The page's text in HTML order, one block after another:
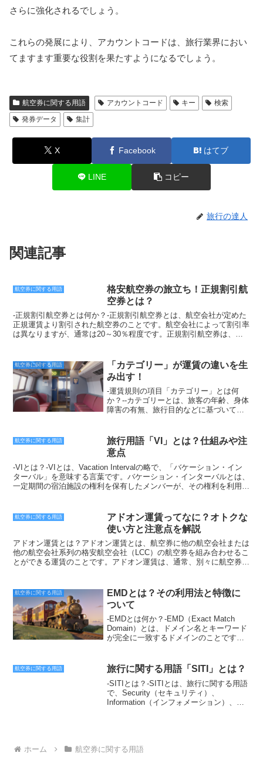
さらに強化されるでしょう。
これらの発展により、アカウントコードは、旅行業界におい
てますます重要な役割を果たすようになるでしょう。
航空券に関する用語 アカウントコード キー
検索
発券データ
集計
X Facebook はてブ
LINE コピー
旅行の達人
関連記事
航空券に関する用語
格安航空券の旅立ち！正規割引航
空券とは？
-正規割引航空券とは何か？-正規割引航空券とは、航空会社が定めた
正規運賃より割引された航空券のことです。航空会社によって割引率
は異なりますが、通常は20～30％程度です。正規割引航空券は、航
道割引航空券と往復割引航空券です。片道割引航空券は、片道のみの
航空券で、往復割引航空券は、往復の航空券です。また、学生割引航
空券やシニア割引航空券など、特定の条件を満たす人向けの割引航空
券もあります。正規割引航空券を購入する際には、いくつかの注意が
必要です。まず、割引率が適用されるのは、航空会社の指定した期間
のみであることが多いことです。また、割引航空券は、変更やキャン
引航空券は、座席数が限られていることが多いので、早めに予約する
ことが大切です。正規割引航空券は、正規運賃より安く航空券を購入
できるため、旅行費を節約したい人におすすめです。しかし、割引率
が適用される期間や、変更やキャンセルができないなどの条件がある
ので、購入する際には注意が必要です。
航空券に関する用語
「カテゴリー」が運賃の違いを生
み出す！
-運賃規則の項目「カテゴリー」とは何
か？--カテゴリーとは、旅客の年齢、身体
障害の有無、旅行目的などに基づいて、
観点から、日本の多くの運賃規則にはカ
テゴリーを設け、利用者区分ごとに応じ
た特別運賃を定めているものが多いで
す。飛行機、列車、バス、船など、交通
機関によってカテゴリーは異なります
が、一般的には、大人、子供、高齢者、
に、運賃が割引されたり、乗車券の購入
が制限されたりすることがあります。-例
えば、飛行機の場合-・大人12歳以上・子
供2歳以上12歳未満・幼児2歳未満で、座
席を占有しない場合-となり、子供や幼児
は大人よりも運賃が安くなっています。--
子供や幼児は大人よりも運賃が安くなっ
ています。-また、障害者や学生には、特
別割引運賃が設定されている場合があり
ます。-このようなカテゴリーを設定する
ことで、運賃の公平性を保ち、利用者が
必要とする交通手段を利用しやすくする
ことができるのです。--カテゴリーによる
のある制度です。-利用状況に応じて、割
引を受けることができるからです。ま
た、交通機関にとっても、利用者を増加
させ、収益を上げることができるメリッ
トがあります。
航空券に関する用語
旅行用語「VI」とは？仕組みや注
意点
-VIとは？-VIとは、Vacation Intervalの略で、「バケーション・イン
ターバル」を意味する言葉です。バケーション・インターバルとは、
一定期間の宿泊施設の権利を保有したメンバーが、その権利を利用し
し、その資金を使って施設の維持・管理、増改築などを行うことがで
きる仕組みです。VIのメンバーは、VIの権利を購入することで、一定
期間の宿泊施設の権利を取得することができます。VIの権利は、1週
間、2週間、1ヶ月など、一定期間ごとに分かれており、メンバーは
自分の好きな期間の権利を購入することができます。VIの権利を購入
したメンバーは、その権利を利用して宿泊施設に宿泊することができ
は、メンバーが利用しない期間は、他のメンバーに貸し出すことがで
きます。貸し出した期間の宿泊料は、メンバーの収入となります。VI
は、旅行費を安く抑えたい人、自分の好きな期間に宿泊施設を利用し
たい人、投資をしたい人などにおすすめの仕組みです。
航空券に関する用語
アドオン運賃ってなに？オトクな
使い方と注意点を解説
アドオン運賃とは？アドオン運賃とは、航空券に他の航空会社または
他の航空会社系列の格安航空会社（LCC）の航空券を組み合わせるこ
とができる運賃のことです。アドオン運賃は、通常、別々に航空券を
からロンドンまでは約3万円です。この場合、成田空港からパリまで
の航空券とパリからロンドンまでの航空券を別々に購入すると合計約
13万円になりますが、アドオン運賃を利用すると約12万円で利用で
きます。また、アドオン運賃は、経由便を利用する場合にも利用でき
ます。例えば、成田空港からニューヨークまでは直行便で約10万円
ですが、成田空港からロンドンまでは約5万円、ロンドンからニュー
合計約15万円になりますが、アドオン運賃を利用すると約12万円で
利用できます。アドオン運賃を利用するには、航空券を購入する際に
「アドオン運賃を利用する」と申し出なければなりません。アドオン
運賃は、すべての航空会社で利用できるわけではありませんので、利
用する航空会社に確認が必要です。アドオン運賃は、旅行代金を節約
航空券に関する用語
EMDとは？その利用法と特徴に
ついて
-EMDとは何か？-EMD（Exact Match
Domain）とは、ドメイン名とキーワード
が完全に一致するドメインのことです。
ン名が「名古屋旅行.jp」であれば、EMD
となります。EMDは、ドメイン名とター
ゲットキーワードが一致するため、検索
エンジンにキーワードをアピールしやす
く、検索結果で上位表示されやすくなり
た、EMDを取得しただけでは検索結果で
航空券に関する用語 旅行に関する用語「SITI」とは？
-SITIとは？-SITIとは、旅行に関する用語
で、Security（セキュリティ）、
Information（インフォメーション）、
安全であることが重要です。そのために
ホーム 航空券に関する用語